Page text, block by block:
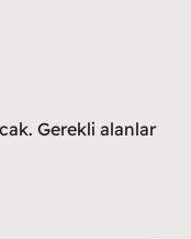
Gerekli alanlar